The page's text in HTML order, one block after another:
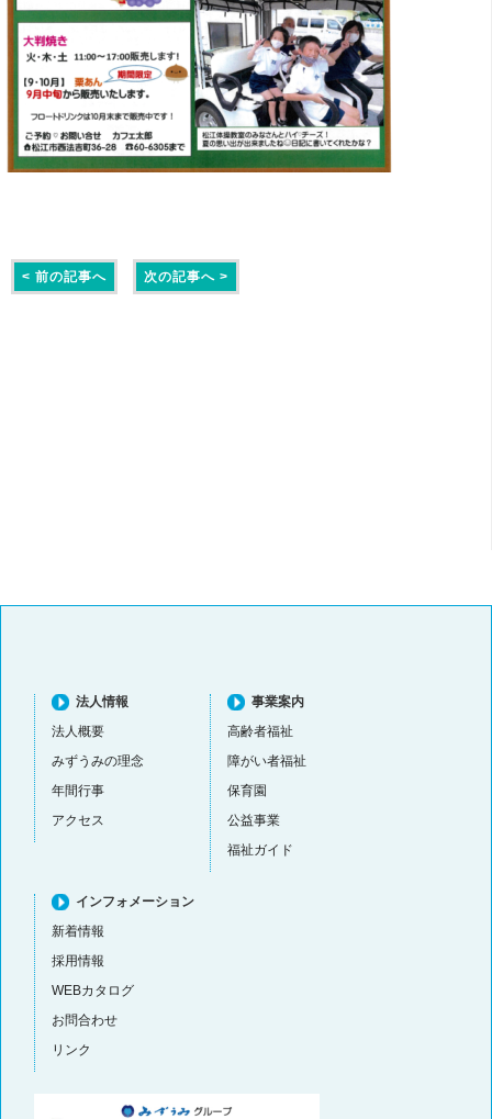
< 前の記事へ 次の記事へ >
法人情報
法人概要
みずうみの理念
年間行事
アクセス
事業案内
高齢者福祉
障がい者福祉
保育園
公益事業
福祉ガイド
インフォメーション
新着情報
採用情報
WEBカタログ
お問合わせ
リンク